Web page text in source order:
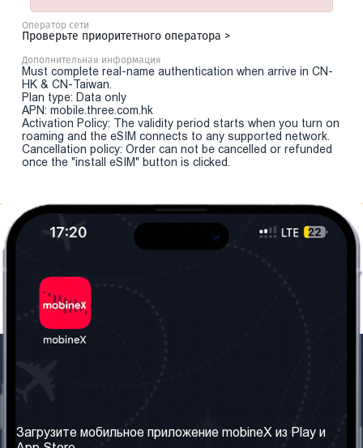
Оператор сети
Проверьте приоритетного оператора >
Дополнительная информация
Must complete real-name authentication when arrive in CN-
HK & CN-Taiwan.
Plan type: Data only
APN: mobile.three.com.hk
Activation Policy: The validity period starts when you turn on
roaming and the eSIM connects to any supported network.
Cancellation policy: Order can not be cancelled or refunded
once the "install eSIM" button is clicked.
Правила и Условия
Загрузите мобильное приложение mobineX из Play и